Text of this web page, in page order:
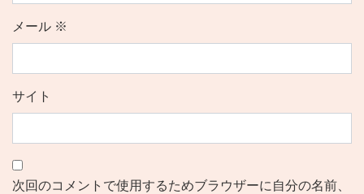
メール ※
サイト
次回のコメントで使用するためブラウザーに自分の名前、